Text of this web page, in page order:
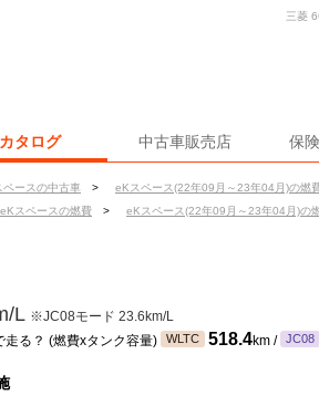
カタログ 中古車販売店 保
ペースの中古車 > eKスペース(22年09月～23年04月)の燃
eKスペースの燃費 > eKスペース(22年09月～23年04月)の
三菱
L ※JC08モード 23.6km/L
走る？ (燃費xタンク容量) WLTC 518.4km / JC08